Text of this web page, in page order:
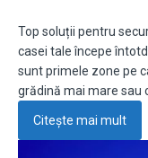
Top soluții pentru
casei tale începe
sunt primele zone pe
grădină mai mare sau
Citește mai mult